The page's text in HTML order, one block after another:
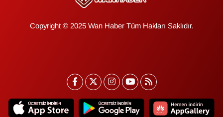
Copyright © 2025 Wan Haber Tüm Hakları Saklıdır.